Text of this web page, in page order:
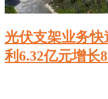
光伏支架业务快
利6.32亿元增长